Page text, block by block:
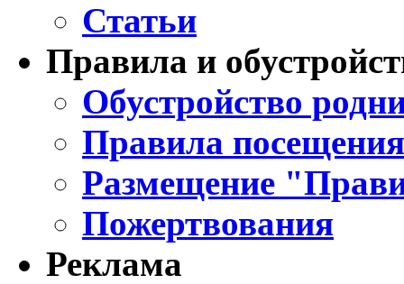
Статьи
Правила и
Обустройство
Правила
Размещение
Пожертвования
Реклама